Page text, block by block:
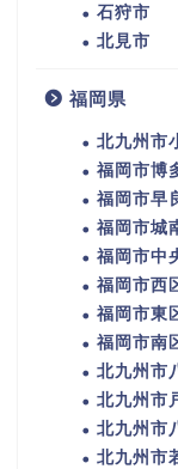
石狩市
北見市
福岡県
北九州市
福岡市博
福岡市早
福岡市城
福岡市中
福岡市西
福岡市東
福岡市南
北九州市
北九州市
北九州市
北九州市